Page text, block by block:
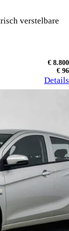
verstelbare
€ 8.800
€ 96
Details